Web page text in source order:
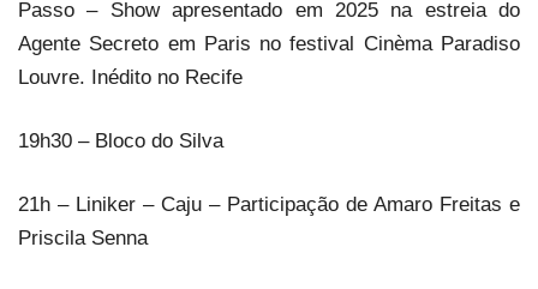
Passo – Show apresentado em 2025 na estreia do
Agente Secreto em Paris no festival Cinèma Paradiso
Louvre. Inédito no Recife
19h30 – Bloco do Silva
21h – Liniker – Caju – Participação de Amaro Freitas e
Priscila Senna